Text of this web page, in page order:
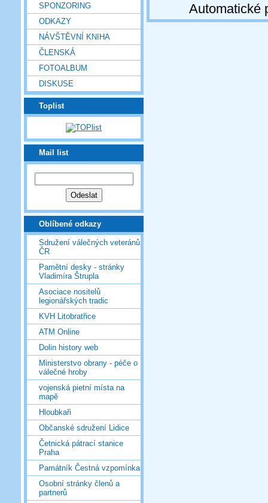
SPONZORING
ODKAZY
NÁVŠTĚVNÍ KNIHA
ČLENSKÁ
FOTOALBUM
DISKUSE
Toplist
Mail list
Oblíbené odkazy
Sdružení válečných veteránů
ČR
Pamětní desky - stránky
Vladimíra Štrupla
Asociace nositelů
legionářských tradic
KVH Litobratřice
ATM Online
Dolin history web
Ministerstvo obrany - péče o
válečné hroby
vojenská pietní místa na
mapě
Hloubkaři
Občanské sdružení Lidice
Četnická pátrací stanice
Praha
Památník Čestná vzpomínka
Osobní stránky členů a
partnerů
Automatické